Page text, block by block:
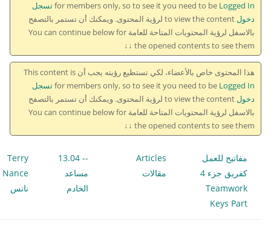
for members only, so to see it you need to beLogged In تسجل
دخول
to view the content لرؤية المحتوى. ويمكنك أن تستمر بالتصفح
بالاسفل لرؤية المحتويات المتاحة للعامة You can continue below for
the opened contents to see them ↓↓
هذا المحتوى خاص بالأعضاء، لكي تستطيع رؤيته يجب أن This content is
for members only, so to see it you need to beLogged In تسجل
دخول
to view the content لرؤية المحتوى. ويمكنك أن تستمر بالتصفح
بالاسفل لرؤية المحتويات المتاحة للعامة You can continue below for
the opened contents to see them ↓↓
مفاتيح للعمل
كفريق جزء 4
Teamwork
Keys Part
Articles
مقالات
-- 13.04
مساعد
الخادم
Terry
نانس